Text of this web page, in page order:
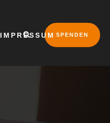
IMPRESSUM SPENDEN